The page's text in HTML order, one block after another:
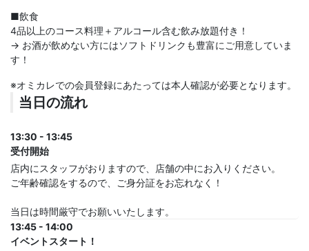
■飲食
4品以上のコース料理＋アルコール含む飲み放題付き！
→ お酒が飲めない方にはソフトドリンクも豊富にご用意していま
す！
※オミカレでの会員登録にあたっては本人確認が必要となります。
当日の流れ
13:30 - 13:45
受付開始
店内にスタッフがおりますので、店舗の中にお入りください。
ご年齢確認をするので、ご身分証をお忘れなく！
当日は時間厳守でお願いいたします。
13:45 - 14:00
イベントスタート！